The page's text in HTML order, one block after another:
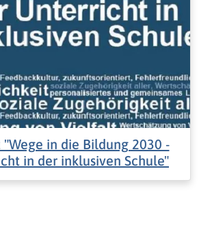
in die Bildung 2030 -
in der inklusiven Schule"